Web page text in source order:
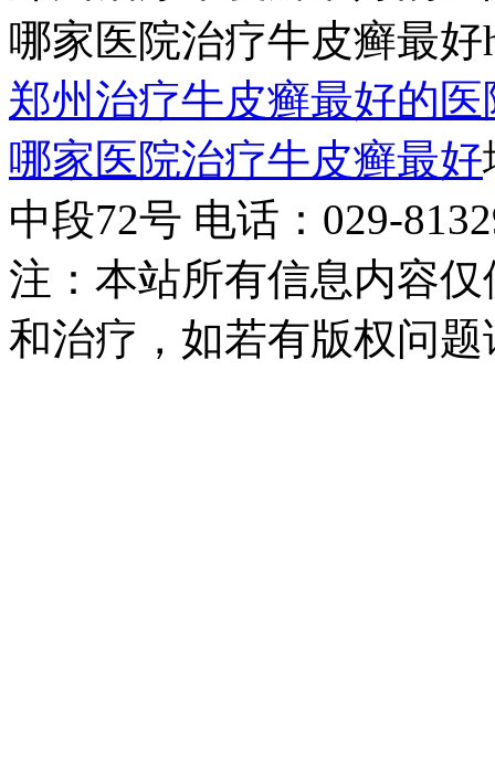
哪家医院治疗牛皮癣最好
郑州治疗牛皮癣最好的
哪家医院治疗牛皮癣最好
中段72号 电话：029-
注：本站所有信息内容
和治疗，如若有版权问